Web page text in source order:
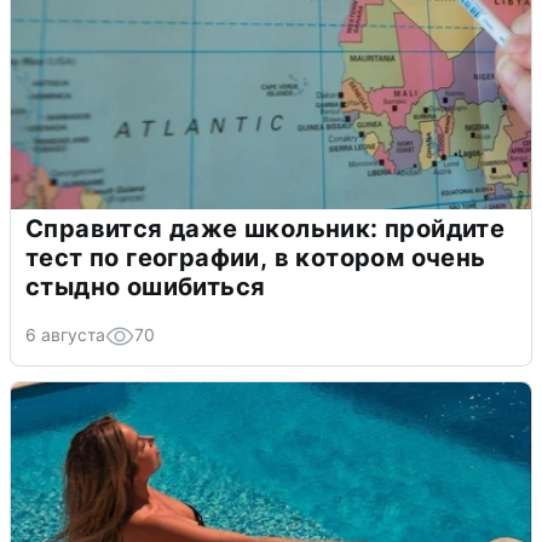
Справится даже школьник: пройдите
тест по географии, в котором очень
стыдно ошибиться
6 августа 70